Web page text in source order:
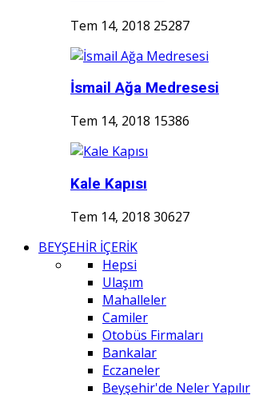
Tem 14, 2018 25287
İsmail Ağa Medresesi
Tem 14, 2018 15386
Kale Kapısı
Tem 14, 2018 30627
BEYŞEHİR İÇERİK
Hepsi
Ulaşım
Mahalleler
Camiler
Otobüs Firmaları
Bankalar
Eczaneler
Beyşehir'de Neler Yapılır